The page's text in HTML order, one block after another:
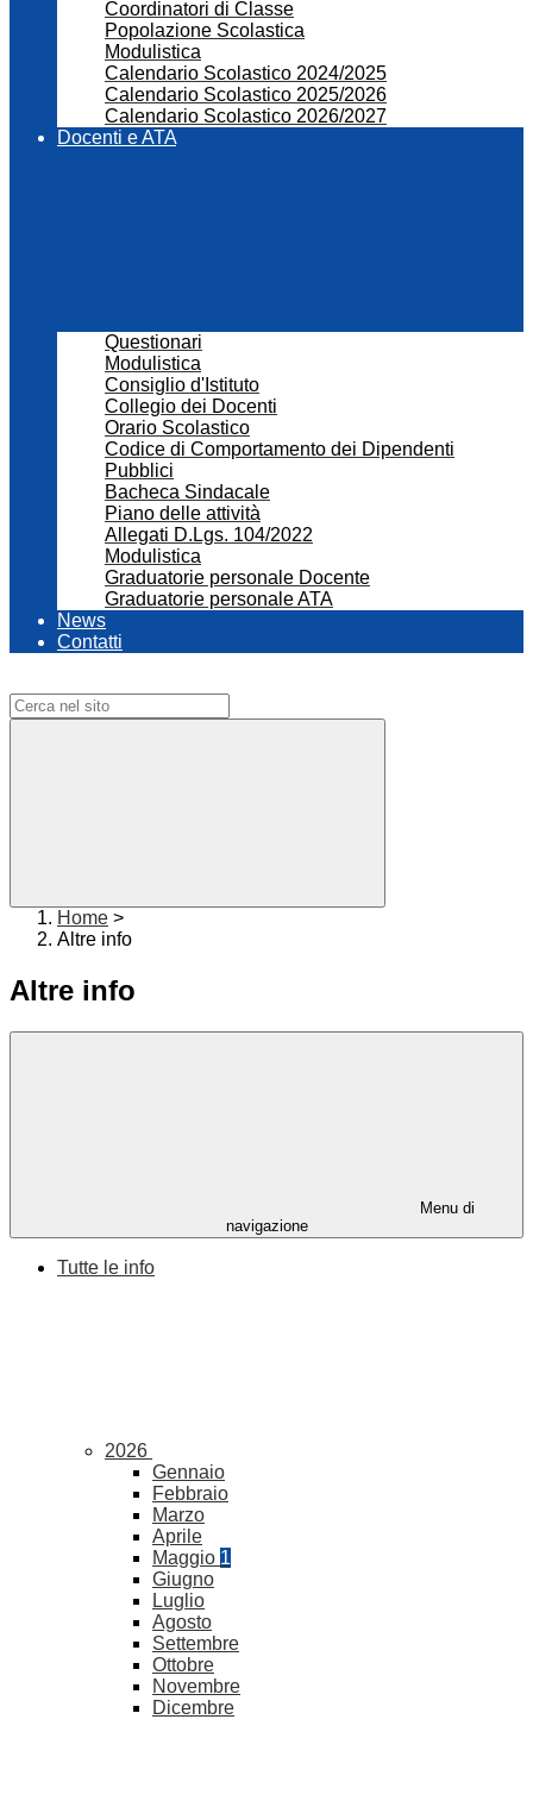
Coordinatori di Classe
Popolazione Scolastica
Modulistica
Calendario Scolastico 2024/2025
Calendario Scolastico 2025/2026
Calendario Scolastico 2026/2027
Docenti e ATA
Questionari
Modulistica
Consiglio d'Istituto
Collegio dei Docenti
Orario Scolastico
Codice di Comportamento dei Dipendenti
Pubblici
Bacheca Sindacale
Piano delle attività
Allegati D.Lgs. 104/2022
Modulistica
Graduatorie personale Docente
Graduatorie personale ATA
News
Contatti
Home >
Altre info
Altre info
Menu di
navigazione
Tutte le info
2026
Gennaio
Febbraio
Marzo
Aprile
Maggio 1
Giugno
Luglio
Agosto
Settembre
Ottobre
Novembre
Dicembre